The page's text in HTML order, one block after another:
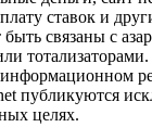
ставок и
быть связаны с
публикуются
целях.